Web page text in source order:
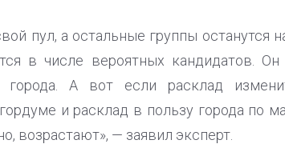
пул, а остальные группы останутся
в числе вероятных кандидатов.
А вот если расклад
и расклад в пользу города по
возрастают», — заявил эксперт.